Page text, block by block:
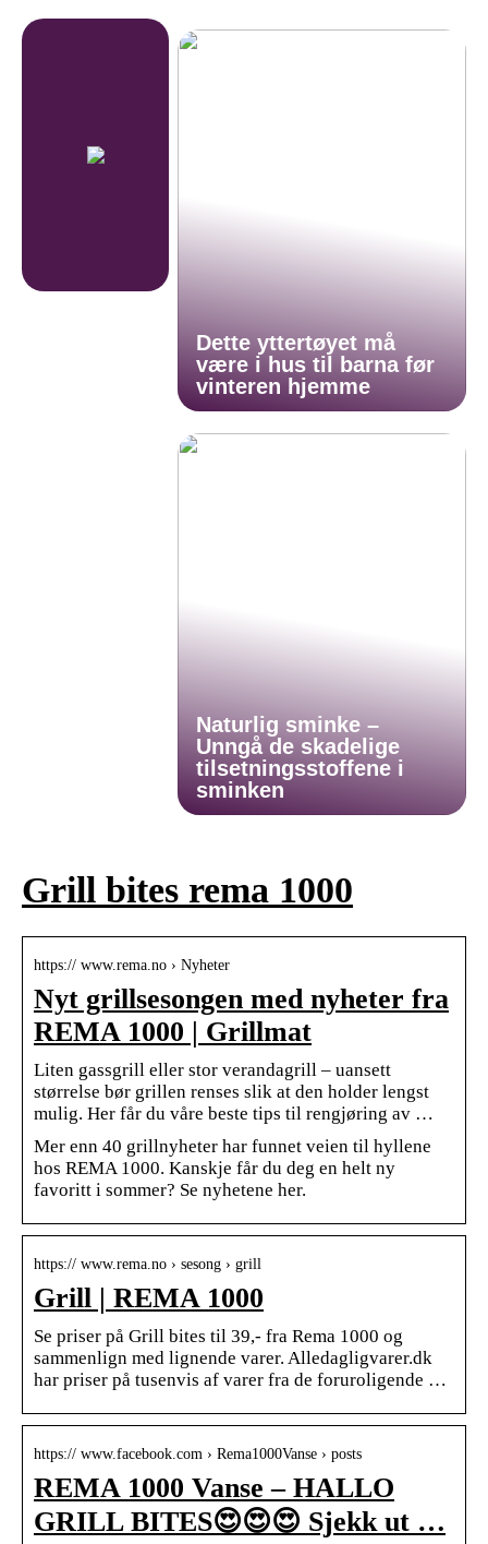
Dette yttertøyet må
være i hus til barna før
vinteren hjemme
Naturlig sminke –
Unngå de skadelige
tilsetningsstoffene i
sminken
Grill bites rema 1000
https:// www.rema.no › Nyheter
Nyt grillsesongen med nyheter fra
REMA 1000 | Grillmat
Liten gassgrill eller stor verandagrill – uansett
størrelse bør grillen renses slik at den holder lengst
mulig. Her får du våre beste tips til rengjøring av …
Mer enn 40 grillnyheter har funnet veien til hyllene
hos REMA 1000. Kanskje får du deg en helt ny
favoritt i sommer? Se nyhetene her.
https:// www.rema.no › sesong › grill
Grill | REMA 1000
Se priser på Grill bites til 39,- fra Rema 1000 og
sammenlign med lignende varer. Alledagligvarer.dk
har priser på tusenvis af varer fra de foruroligende …
https:// www.facebook.com › Rema1000Vanse › posts
REMA 1000 Vanse – HALLO
GRILL BITES😍😍😍 Sjekk ut …